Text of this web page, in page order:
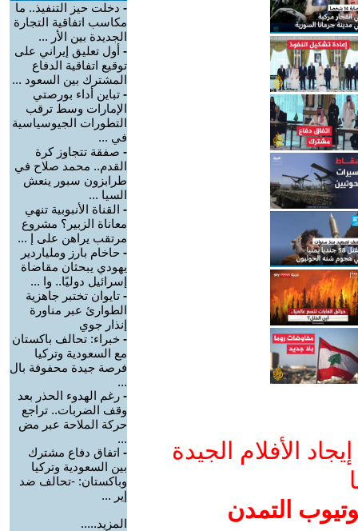
الأفلام الجيدة
التمدن
- دخلت حيز التنفيذ.. ما
مكاسب اتفاقية التجارة
الجديدة بين الأر ...
- أول تعليق إيراني على
توقيع اتفاقية الدفاع
المشترك بين السعود ...
- تباين أداء بورصتي
الإمارات وسط ترقب
التطورات الجيوسياسية
في ...
- صفقة تتجاوز كرة
القدم.. محمد صلاح في
طرابزون سبور ينعش
السيا ...
- القناة الأنبوبية تنهي
معاناة الزبير؟ مشروع
مرتقب يراهن على إ ...
- حاخام بارز وملياردير
يهودي يبحثان مقاضاة
إسرائيل دوليًا.. وا ...
- تايوان تختبر جاهزية
الطوارئ عبر مناورة
إنذار جوي
- خبراء: تحالف باكستان
مع السعودية وتركيا
فرصة جيدة محفوفة بال
...
- رغم الهدوء الحذر بعد
وقف الضربات.. تراجع
حركة الملاحة عبر مض
...
- اتفاق دفاع مشترك
بين السعودية وتركيا
وباكستان: -تحالف ضد
إير ...
المزيد.....